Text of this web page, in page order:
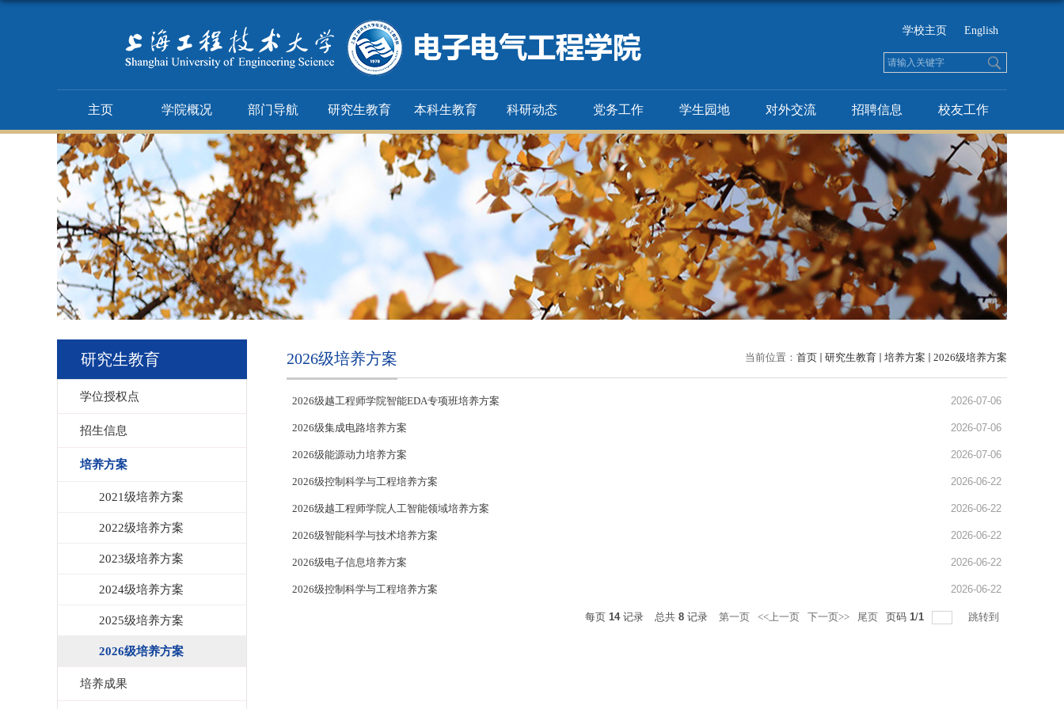
学校主页 English
主页 学院概况 部门导航 研究生教育 本科生教育 科研动态 党务工作 学生园地 对外交流 招聘信息 校友工作
研究生教育
学位授权点
招生信息
培养方案
2021级培养方案
2022级培养方案
2023级培养方案
2024级培养方案
2025级培养方案
2026级培养方案
培养成果
当前位置： 首页 研究生教育 培养方案 2026级培养方案
2026级培养方案
2026级越工程师学院智能EDA专项班培养方案 2026-07-06
2026级集成电路培养方案 2026-07-06
2026级能源动力培养方案 2026-07-06
2026级控制科学与工程培养方案 2026-06-22
2026级越工程师学院人工智能领域培养方案 2026-06-22
2026级智能科学与技术培养方案 2026-06-22
2026级电子信息培养方案 2026-06-22
2026级控制科学与工程培养方案 2026-06-22
每页 14记录 总共 8 记录 第一页 <<上一页 下一页>> 尾页 页码 1/1 跳转到